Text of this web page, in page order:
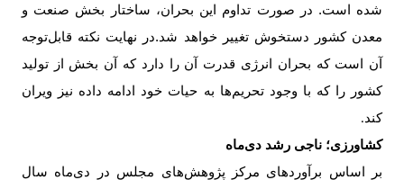
شده است. در صورت تداوم این بحران، ساختار بخش صنعت و
معدن کشور دستخوش تغییر خواهد شد.در نهایت نکته قابل‌توجه
آن است که بحران انرژی قدرت آن را دارد که آن بخش از تولید
کشور را که با وجود تحریم‌ها به حیات خود ادامه داده نیز ویران
کند.
کشاورزی؛ ناجی رشد دی‌ماه
بر اساس برآوردهای مرکز پژوهش‌های مجلس در دی‌ماه سال